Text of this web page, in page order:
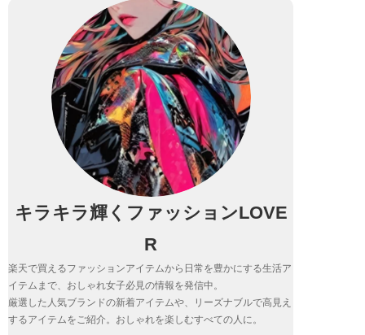
キラキラ輝くファッションLOVE
R
楽天で買えるファッションアイテムから日常を豊かにする生活ア
イテムまで、おしゃれ女子必見の情報を発信中。
厳選した人気ブランドの新着アイテムや、リーズナブルで高見え
するアイテムをご紹介。おしゃれを楽しむすべての人に。